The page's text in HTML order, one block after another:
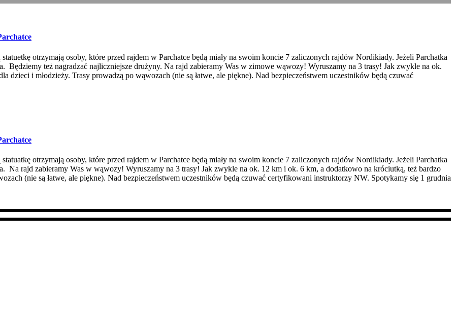
otrzymają osoby, które przed rajdem w Parchatce będą miały na swoim koncie 7 zaliczonych rajdów Nordikiady. Jeżeli Parchatka
Będziemy też nagradzać najliczniejsze drużyny. Na rajd zabieramy Was w zimowe wąwozy! Wyruszamy na 3 trasy! Jak zwykle na ok.
dzieci i młodzieży. Trasy prowadzą po wąwozach (nie są łatwe, ale piękne). Nad bezpieczeństwem uczestników będą czuwać
otrzymają osoby, które przed rajdem w Parchatce będą miały na swoim koncie 7 zaliczonych rajdów Nordikiady. Jeżeli Parchatka
Na rajd zabieramy Was w wąwozy! Wyruszamy na 3 trasy! Jak zwykle na ok. 12 km i ok. 6 km, a dodatkowo na króciutką, też bardzo
(nie są łatwe, ale piękne). Nad bezpieczeństwem uczestników będą czuwać certyfikowani instruktorzy NW. Spotykamy się 1 grudnia